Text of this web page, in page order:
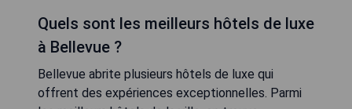
Quels sont les meilleurs hôtels de luxe
à Bellevue ?
Bellevue abrite plusieurs hôtels de luxe qui
offrent des expériences exceptionnelles. Parmi